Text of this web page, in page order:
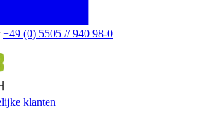
+49 (0) 5505 // 940 98-0
klanten